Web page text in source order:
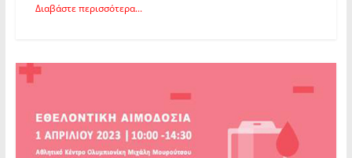
Διαβάστε περισσότερα...